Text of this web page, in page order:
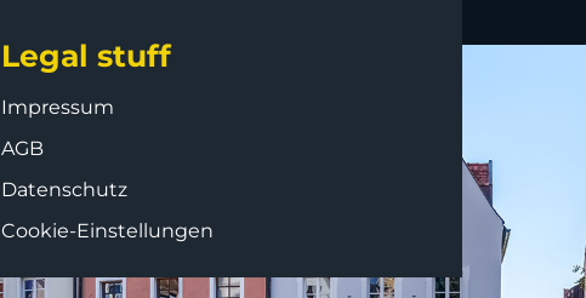
Legal stuff
Impressum
AGB
Datenschutz
Cookie-Einstellungen